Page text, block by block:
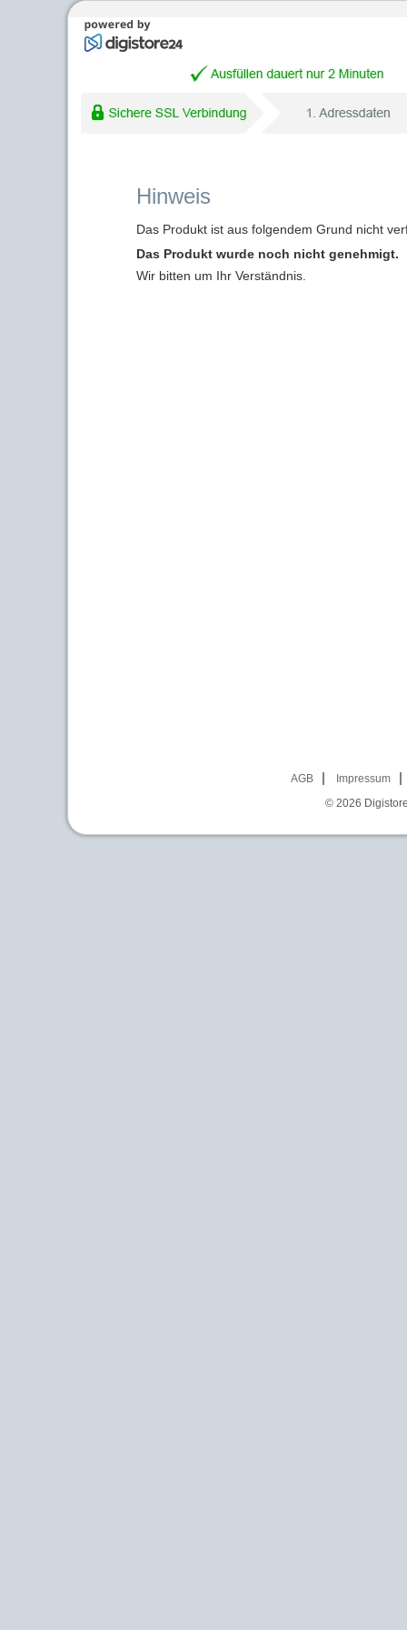
Hinweis
Das Produkt ist aus folgendem Grund nicht
Das Produkt wurde noch nicht genehmigt.
Wir bitten um Ihr Verständnis.
AGB
Impressum
© 2026